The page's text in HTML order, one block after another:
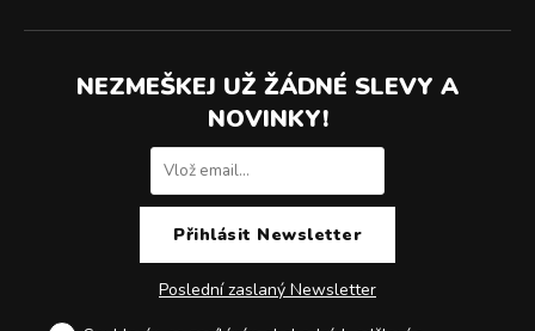
NEZMEŠKEJ UŽ ŽÁDNÉ SLEVY A
NOVINKY!
Poslední zaslaný Newsletter